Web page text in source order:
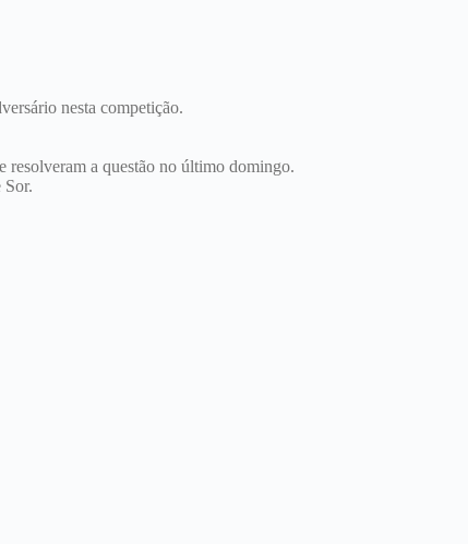
nesta competição.
resolveram a questão no último domingo.
Sor.